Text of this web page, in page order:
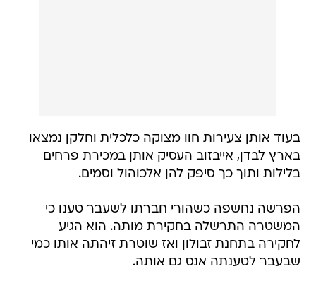
בעוד אותן צעירות חוו מצוקה כלכלית וחלקן נמצאו
בארץ לבדן, אייבזוב העסיק אותן במכירת פרחים
בלילות ותוך כך סיפק להן אלכוהול וסמים.
הפרשה נחשפה כשהורי חברתו לשעבר טענו כי
המשטרה התרשלה בחקירת מותה. הוא הגיע
לחקירה בתחנת זבולון ואז שוטרת זיהתה אותו כמי
שבעבר לטענתה אנס גם אותה.